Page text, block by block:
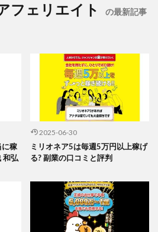
フェリエイト の最新記事
に稼
和弘
2025-06-30
ミリオネア5は毎週5万円以上稼げ
る? 副業の口コミと評判